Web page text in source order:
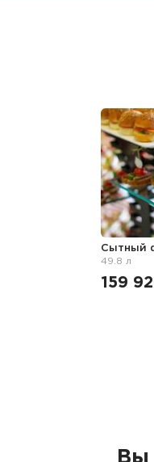
Сытный
49.8 л
159
Вы